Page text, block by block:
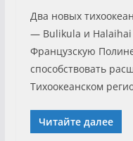
Два новых
— Bulikula и Halaihai
Французскую
способствовать
Тихоокеанском
Читайте далее